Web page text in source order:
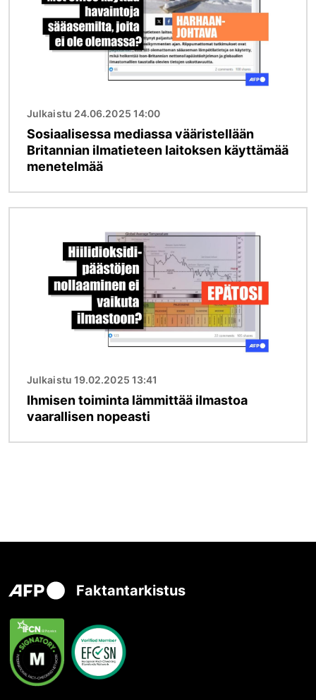
Julkaistu 24.06.2025 14:00
Sosiaalisessa mediassa vääristellään
Britannian ilmatieteen laitoksen käyttämää
menetelmää
Julkaistu 19.02.2025 13:41
Ihmisen toiminta lämmittää ilmastoa
vaarallisen nopeasti
Faktantarkistus